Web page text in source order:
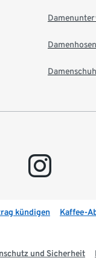
Damenhosen
instagram
kündigen Kaffee-
und Sicherheit